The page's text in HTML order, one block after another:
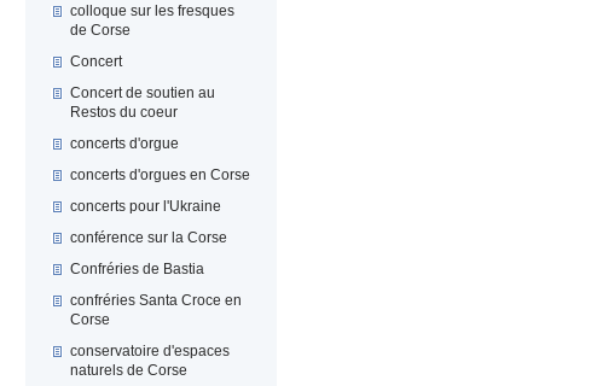
colloque sur les fresques
de Corse
Concert
Concert de soutien au
Restos du coeur
concerts d'orgue
concerts d'orgues en Corse
concerts pour l'Ukraine
conférence sur la Corse
Confréries de Bastia
confréries Santa Croce en
Corse
conservatoire d'espaces
naturels de Corse